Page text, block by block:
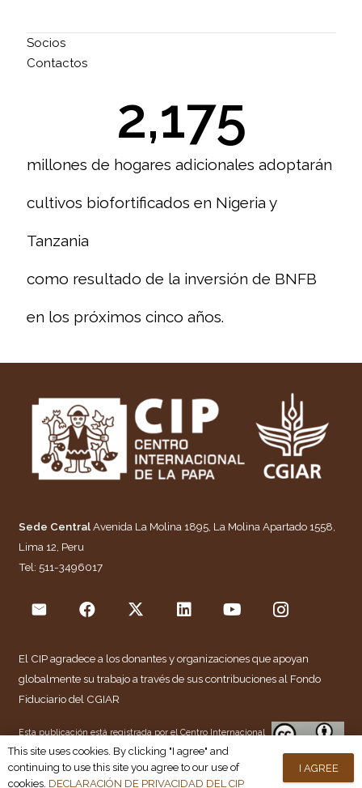
Socios
Contactos
millones de hogares adicionales adoptarán
cultivos biofortificados en Nigeria y
Tanzania
como resultado de la inversión de BNFB
en los próximos cinco años.
2,175
Sede CentralAvenida La Molina 1895, La Molina Apartado 1558,
Lima 12, Peru
Tel: 511-3496017
El CIP agradece a los donantes y organizaciones que apoyan
globalmente su trabajo a través de sus contribuciones al Fondo
Fiduciario del CGIAR
Esta publicación está registrada por el Centro Internacional
de la Papa (CIP). Está licenciada para su uso bajo la Licencia
Internacional de Atribución 4.0 de Creative Commons
This site uses cookies. By clicking "I agree" and
continuing to use this site you agree to our use of
cookies. DECLARACIÓN DE PRIVACIDAD DEL CIP
I AGREE